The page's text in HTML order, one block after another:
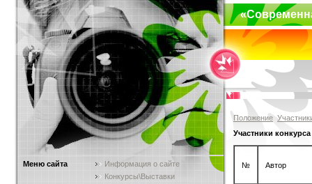
Меню сайта
Информация о сайте
Конкурсы\Выставки
Положение
Участники
№ Автор